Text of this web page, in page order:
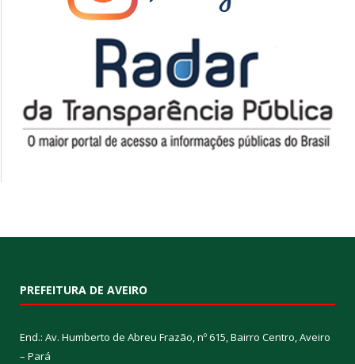
PREFEITURA DE AVEIRO
End.: Av. Humberto de Abreu Frazão, nº 615, Bairro Centro, Aveiro
– Pará